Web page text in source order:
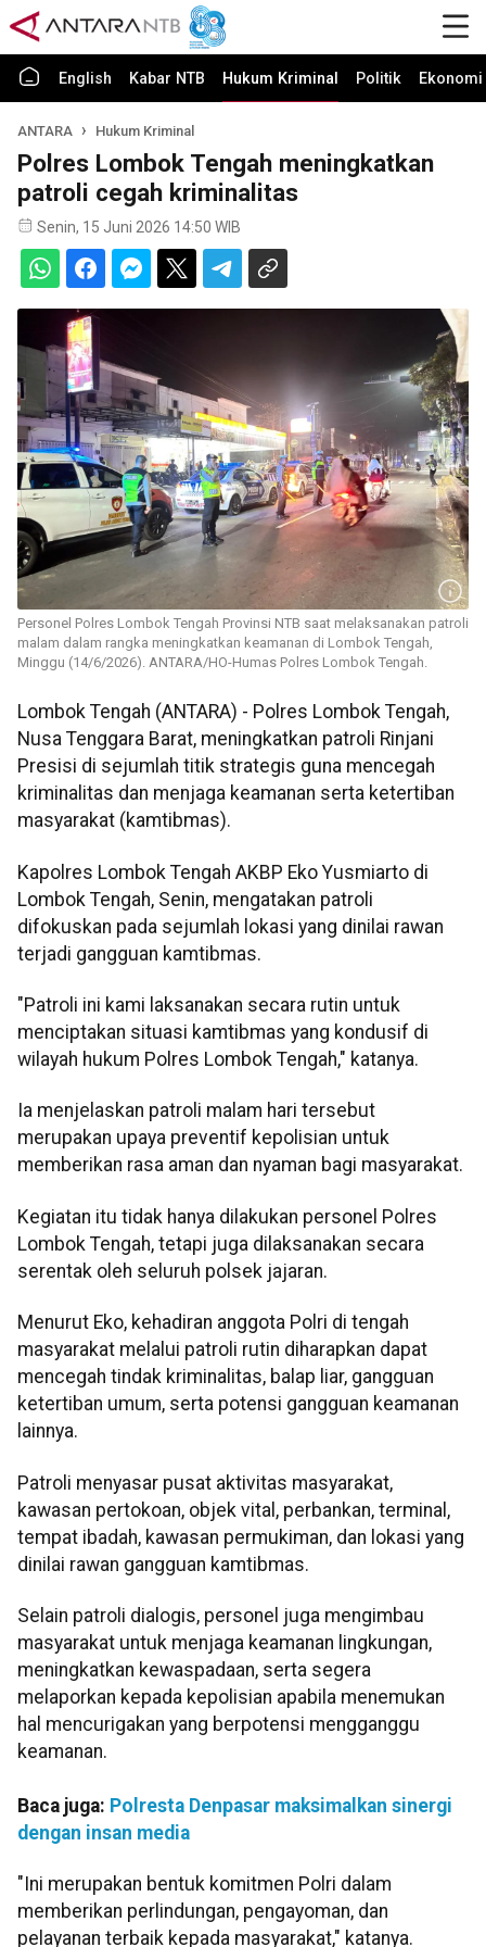
English Kabar NTB Hukum Kriminal Politik
ANTARA Hukum Kriminal
Polres Lombok Tengah meningkatkan
patroli cegah kriminalitas
Senin, 15 Juni 2026 14:50 WIB
Personel Polres Lombok Tengah Provinsi NTB saat melaksanakan patroli
malam dalam rangka meningkatkan keamanan di Lombok Tengah,
Minggu (14/6/2026). ANTARA/HO-Humas Polres Lombok Tengah.
Lombok Tengah (ANTARA) - Polres Lombok Tengah,
Nusa Tenggara Barat, meningkatkan patroli Rinjani
Presisi di sejumlah titik strategis guna mencegah
kriminalitas dan menjaga keamanan serta ketertiban
masyarakat (kamtibmas).
Kapolres Lombok Tengah AKBP Eko Yusmiarto di
Lombok Tengah, Senin, mengatakan patroli
difokuskan pada sejumlah lokasi yang dinilai rawan
terjadi gangguan kamtibmas.
"Patroli ini kami laksanakan secara rutin untuk
menciptakan situasi kamtibmas yang kondusif di
wilayah hukum Polres Lombok Tengah," katanya.
Ia menjelaskan patroli malam hari tersebut
merupakan upaya preventif kepolisian untuk
memberikan rasa aman dan nyaman bagi masyarakat.
Kegiatan itu tidak hanya dilakukan personel Polres
Lombok Tengah, tetapi juga dilaksanakan secara
serentak oleh seluruh polsek jajaran.
Menurut Eko, kehadiran anggota Polri di tengah
masyarakat melalui patroli rutin diharapkan dapat
mencegah tindak kriminalitas, balap liar, gangguan
ketertiban umum, serta potensi gangguan keamanan
lainnya.
Patroli menyasar pusat aktivitas masyarakat,
kawasan pertokoan, objek vital, perbankan, terminal,
tempat ibadah, kawasan permukiman, dan lokasi yang
dinilai rawan gangguan kamtibmas.
Selain patroli dialogis, personel juga mengimbau
masyarakat untuk menjaga keamanan lingkungan,
meningkatkan kewaspadaan, serta segera
melaporkan kepada kepolisian apabila menemukan
hal mencurigakan yang berpotensi mengganggu
keamanan.
Baca juga: Polresta Denpasar maksimalkan sinergi
dengan insan media
"Ini merupakan bentuk komitmen Polri dalam
memberikan perlindungan, pengayoman, dan
pelayanan terbaik kepada masyarakat," katanya.